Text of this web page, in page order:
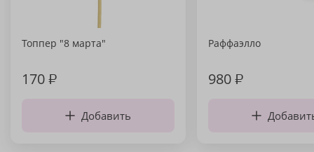
Топпер "8 марта"
170₽
Добавить
Раффаэлло
980₽